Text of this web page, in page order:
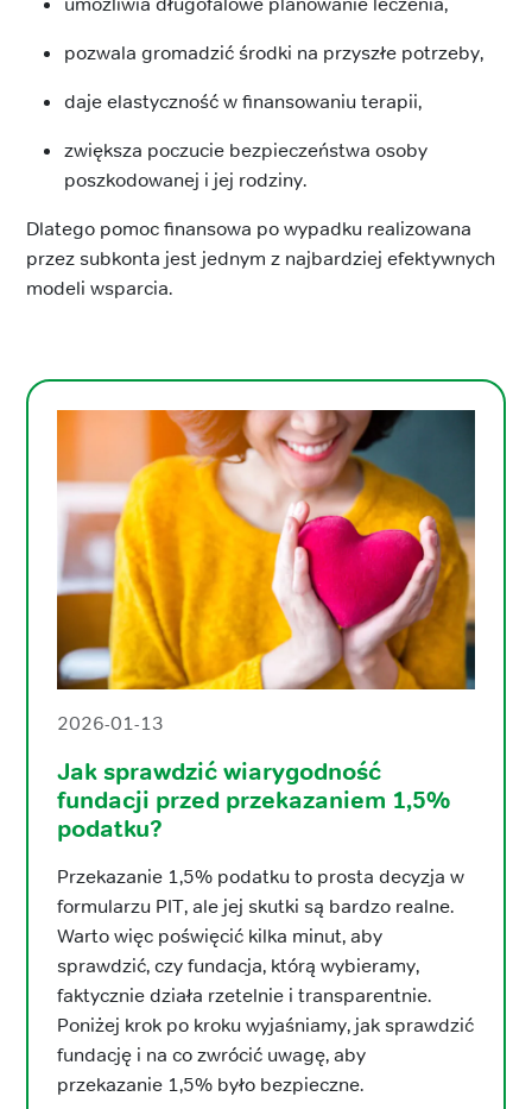
pozwala gromadzić środki na przyszłe potrzeby,
daje elastyczność w finansowaniu terapii,
zwiększa poczucie bezpieczeństwa osoby
poszkodowanej i jej rodziny.
Dlatego pomoc finansowa po wypadku realizowana
przez subkonta jest jednym z najbardziej efektywnych
modeli wsparcia.
2026-01-13
Jak sprawdzić wiarygodność
fundacji przed przekazaniem 1,5%
podatku?
Przekazanie 1,5% podatku to prosta decyzja w
formularzu PIT, ale jej skutki są bardzo realne.
Warto więc poświęcić kilka minut, aby
sprawdzić, czy fundacja, którą wybieramy,
faktycznie działa rzetelnie i transparentnie.
Poniżej krok po kroku wyjaśniamy, jak sprawdzić
fundację i na co zwrócić uwagę, aby
przekazanie 1,5% było bezpieczne.